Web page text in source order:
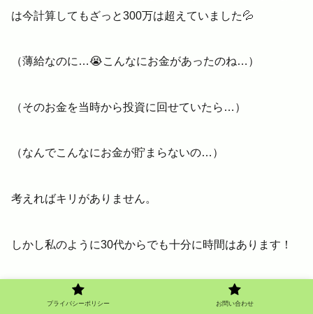
は今計算してもざっと300万は超えていました💦
（薄給なのに…😭こんなにお金があったのね…）
（そのお金を当時から投資に回せていたら…）
（なんでこんなにお金が貯まらないの…）
考えればキリがありません。
しかし私のように30代からでも十分に時間はあります！
40代からでも50代からでも60代からでもマネーリテラシ
プライバシーポリシー お問い合わせ